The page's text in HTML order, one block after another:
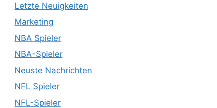
Letzte Neuigkeiten
Marketing
NBA Spieler
NBA-Spieler
Neuste Nachrichten
NFL Spieler
NFL-Spieler